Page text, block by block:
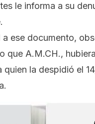
le informa a su
ese documento,
que A.M.CH.,
la despidió el